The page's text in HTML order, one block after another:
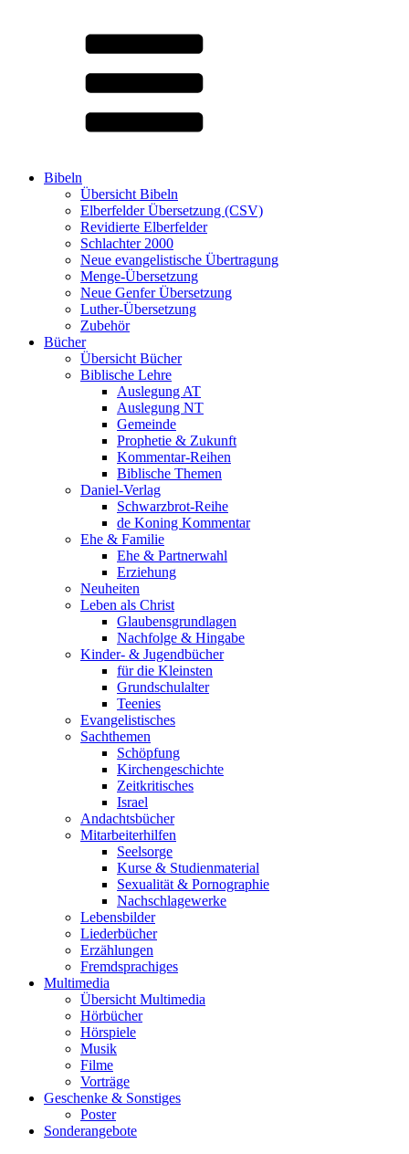
Bibeln
Übersicht Bibeln
Elberfelder Übersetzung (CSV)
Revidierte Elberfelder
Schlachter 2000
Neue evangelistische Übertragung
Menge-Übersetzung
Neue Genfer Übersetzung
Luther-Übersetzung
Zubehör
Bücher
Übersicht Bücher
Biblische Lehre
Auslegung AT
Auslegung NT
Gemeinde
Prophetie & Zukunft
Kommentar-Reihen
Biblische Themen
Daniel-Verlag
Schwarzbrot-Reihe
de Koning Kommentar
Ehe & Familie
Ehe & Partnerwahl
Erziehung
Neuheiten
Leben als Christ
Glaubensgrundlagen
Nachfolge & Hingabe
Kinder- & Jugendbücher
für die Kleinsten
Grundschulalter
Teenies
Evangelistisches
Sachthemen
Schöpfung
Kirchengeschichte
Zeitkritisches
Israel
Andachtsbücher
Mitarbeiterhilfen
Seelsorge
Kurse & Studienmaterial
Sexualität & Pornographie
Nachschlagewerke
Lebensbilder
Liederbücher
Erzählungen
Fremdsprachiges
Multimedia
Übersicht Multimedia
Hörbücher
Hörspiele
Musik
Filme
Vorträge
Geschenke & Sonstiges
Poster
Sonderangebote